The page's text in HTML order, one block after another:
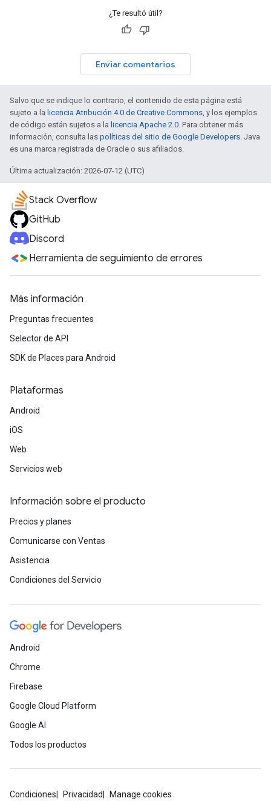
¿Te resultó útil?
Enviar comentarios
Salvo que se indique lo contrario, el contenido de esta página está
sujeto a la licencia Atribución 4.0 de Creative Commons, y los ejemplos
de código están sujetos a la licencia Apache 2.0. Para obtener más
información, consulta las políticas del sitio de Google Developers. Java
es una marca registrada de Oracle o sus afiliados.
Última actualización: 2026-07-12 (UTC)
Stack Overflow
GitHub
Discord
Herramienta de seguimiento de errores
Más información
Preguntas frecuentes
Selector de API
SDK de Places para Android
Plataformas
Android
iOS
Web
Servicios web
Información sobre el producto
Precios y planes
Comunicarse con Ventas
Asistencia
Condiciones del Servicio
Android
Chrome
Firebase
Google Cloud Platform
Google AI
Todos los productos
Condiciones Privacidad Manage cookies